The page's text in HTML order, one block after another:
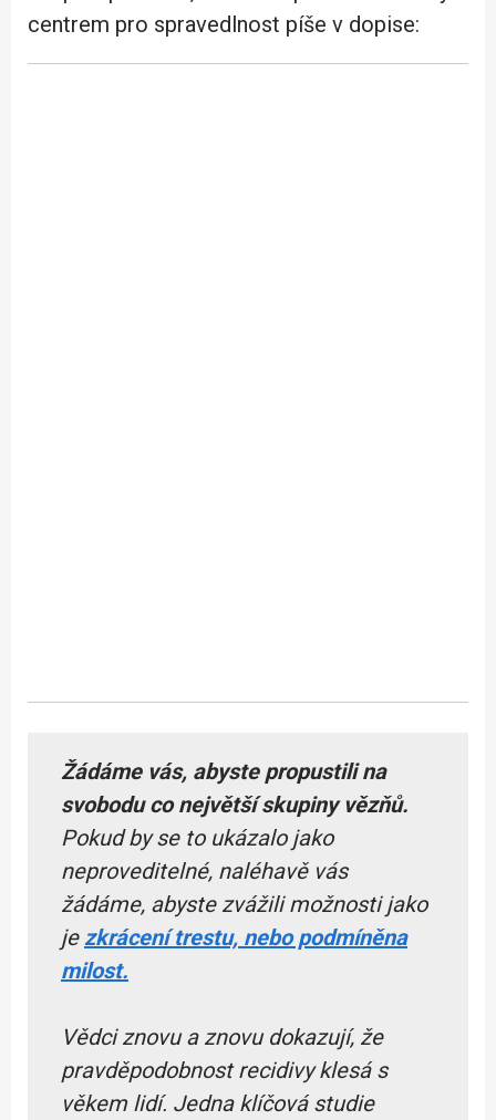
centrem pro spravedlnost píše v dopise:
Žádáme vás, abyste propustili na
svobodu co největší skupiny vězňů.
Pokud by se to ukázalo jako
neproveditelné, naléhavě vás
žádáme, abyste zvážili možnosti jako
je zkrácení trestu, nebo podmíněna
milost.
Vědci znovu a znovu dokazují, že
pravděpodobnost recidivy klesá s
věkem lidí. Jedna klíčová studie